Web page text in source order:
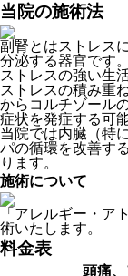
当院の施術法
副腎とはストレス
分泌する器官です。
ストレスの強い生
ストレスの積み重
からコルチゾール
症状を発症する可
当院では内臓（特
パの循環を改善す
ります。
施術について
「アレルギー・ア
術いたします。
料金表
頭痛